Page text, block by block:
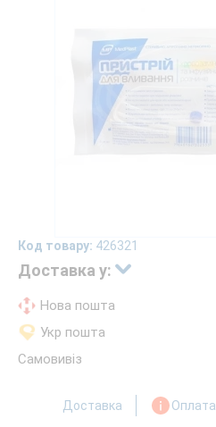
Код товару: 426321
Доставка у:
Нова пошта
Укр пошта
Самовивіз
Доставка Оплата